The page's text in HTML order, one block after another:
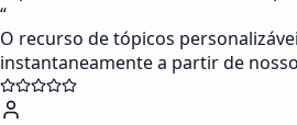
“
O recurso de tópicos
instantaneamente a partir de